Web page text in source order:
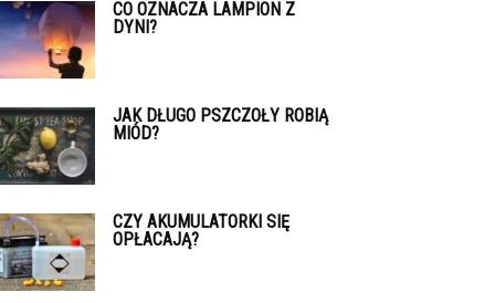
CO OZNACZA LAMPION Z
DYNI?
JAK DŁUGO PSZCZOŁY ROBIĄ
MIÓD?
CZY AKUMULATORKI SIĘ
OPŁACAJĄ?